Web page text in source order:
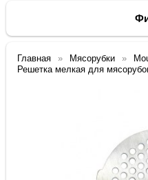
Главная Мясорубки
Решетка мелкая для